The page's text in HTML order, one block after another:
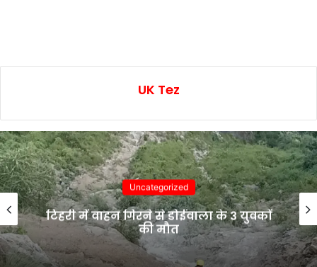
UK Tez
Uncategorized
टिहरी में वाहन गिरने से डोईवाला के 3 युवकों
की मौत